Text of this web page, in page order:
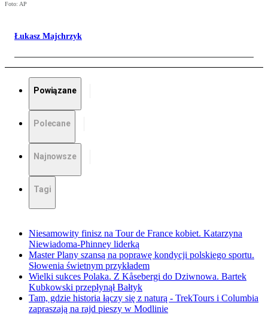
Foto: AP
Łukasz Majchrzyk
Powiązane
Polecane
Najnowsze
Tagi
Niesamowity finisz na Tour de France kobiet. Katarzyna
Niewiadoma-Phinney liderką
Master Plany szansą na poprawę kondycji polskiego sportu.
Słowenia świetnym przykładem
Wielki sukces Polaka. Z Kåsebergi do Dziwnowa. Bartek
Kubkowski przepłynął Bałtyk
Tam, gdzie historia łączy się z naturą - TrekTours i Columbia
zapraszają na rajd pieszy w Modlinie